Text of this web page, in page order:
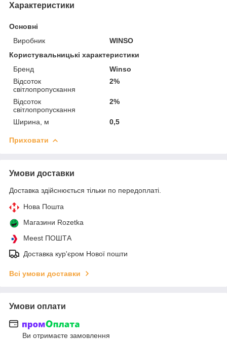
Характеристики
Основні
Виробник
WINSO
Користувальницькі характеристики
Бренд
Winso
Відсоток
світлопропускання
2%
Відсоток
світлопропускання
2%
Ширина, м 0,5
Приховати
Умови доставки
Доставка здійснюється тільки по передоплаті.
Нова Пошта
Магазини Rozetka
Meest ПОШТА
Доставка кур'єром Нової пошти
Всі умови доставки
Умови оплати
Ви отримаєте замовлення